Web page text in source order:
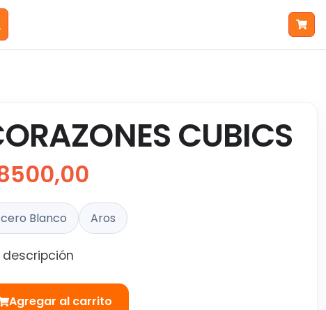
CUBICS
Blanco Aros
descripción
Agregar al carrito